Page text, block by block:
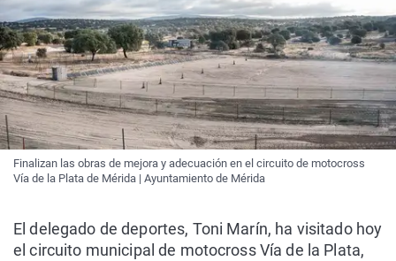
Finalizan las obras de mejora y adecuación en el circuito de motocross
Vía de la Plata de Mérida | Ayuntamiento de Mérida
El delegado de deportes, Toni Marín, ha visitado hoy
el circuito municipal de motocross Vía de la Plata,